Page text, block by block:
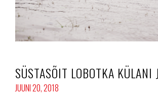
SÜSTASÕIT LOBOTKA KÜLANI
JUUNI 20, 2018